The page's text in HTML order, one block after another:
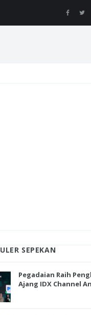
SEPEKAN
Pegadaian Raih
Ajang IDX Channel